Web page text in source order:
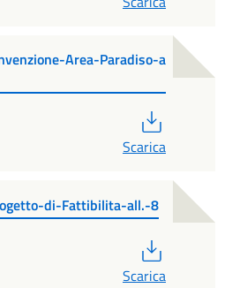
Area-Paradiso-a
Scarica
di-Fattibilita-all.-8
Scarica